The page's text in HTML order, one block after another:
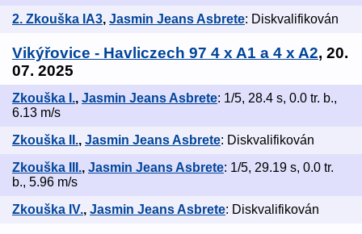
2. Zkouška IA3, Jasmin Jeans Asbrete: Diskvalifikován
Vikýřovice - Havliczech 97 4 x A1 a 4 x A2, 20.
07. 2025
Zkouška I., Jasmin Jeans Asbrete: 1/5, 28.4 s, 0.0 tr. b.,
6.13 m/s
Zkouška II., Jasmin Jeans Asbrete: Diskvalifikován
Zkouška III., Jasmin Jeans Asbrete: 1/5, 29.19 s, 0.0 tr.
b., 5.96 m/s
Zkouška IV., Jasmin Jeans Asbrete: Diskvalifikován